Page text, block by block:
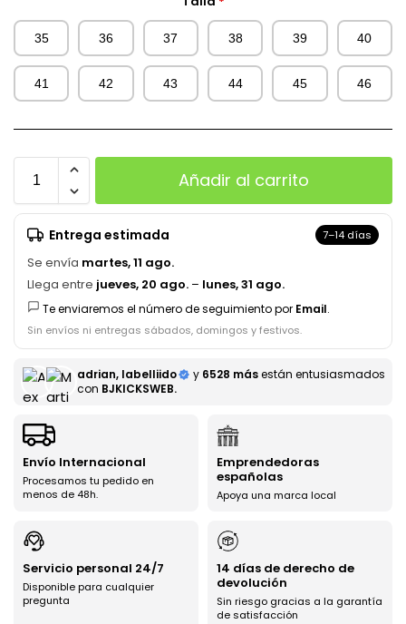
35 36 37 38 39 40
41 42 43 44 45 46
Añadir al carrito
Entrega estimada 7–14 días
Se envía martes, 11 ago.
Llega entre jueves, 20 ago. – lunes, 31 ago.
Te enviaremos el número de seguimiento por Email.
Sin envíos ni entregas sábados, domingos y festivos.
adrian, labelliido y 6528 másestán entusiasmados
con BJKICKSWEB.
Envío Internacional
Procesamos tu pedido en
menos de 48h.
Emprendedoras
españolas
Apoya una marca local
Servicio personal 24/7
Disponible para cualquier
pregunta
14 días de derecho de
devolución
Sin riesgo gracias a la garantía
de satisfacción